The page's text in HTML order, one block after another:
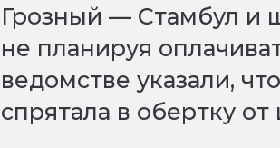
Грозный — Стамбул и
не планируя
ведомстве указали,
спрятала в обертку